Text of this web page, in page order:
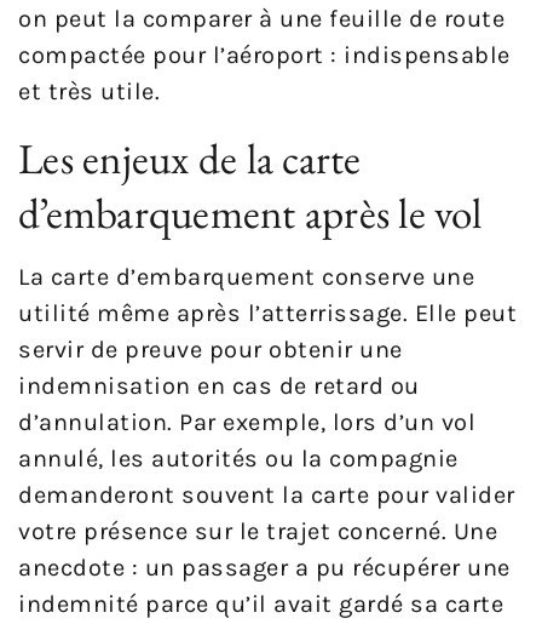
on peut la comparer à une feuille de route
compactée pour l’aéroport : indispensable
et très utile.
Les enjeux de la carte
d’embarquement après le vol
La carte d’embarquement conserve une
utilité même après l’atterrissage. Elle peut
servir de preuve pour obtenir une
indemnisation en cas de retard ou
d’annulation. Par exemple, lors d’un vol
annulé, les autorités ou la compagnie
demanderont souvent la carte pour valider
votre présence sur le trajet concerné. Une
anecdote : un passager a pu récupérer une
indemnité parce qu’il avait gardé sa carte